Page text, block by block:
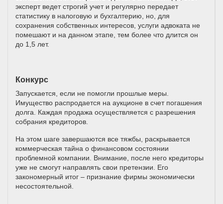
эксперт ведет строгий учет и регулярно передает
статистику в налоговую и бухгалтерию, но, для
сохранения собственных интересов, услуги адвоката не
помешают и на данном этапе, тем более что длится он
до 1,5 лет.
Конкурс
Запускается, если не помогли прошлые меры.
Имущество распродается на аукционе в счет погашения
долга. Каждая продажа осуществляется с разрешения
собрания кредиторов.
На этом шаге завершаются все тяжбы, раскрывается
коммерческая тайна о финансовом состоянии
проблемной компании. Внимание, после него кредиторы
уже не смогут направлять свои претензии. Его
закономерный итог – признание фирмы экономически
несостоятельной.